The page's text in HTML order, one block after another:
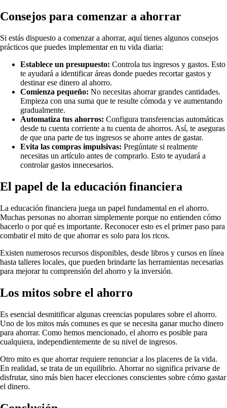
Consejos para comenzar a ahorrar
Si estás dispuesto a comenzar a ahorrar, aquí tienes algunos consejos
prácticos que puedes implementar en tu vida diaria:
Establece un presupuesto: Controla tus ingresos y gastos. Esto
te ayudará a identificar áreas donde puedes recortar gastos y
destinar ese dinero al ahorro.
Comienza pequeño: No necesitas ahorrar grandes cantidades.
Empieza con una suma que te resulte cómoda y ve aumentando
gradualmente.
Automatiza tus ahorros: Configura transferencias automáticas
desde tu cuenta corriente a tu cuenta de ahorros. Así, te aseguras
de que una parte de tus ingresos se ahorre antes de gastar.
Evita las compras impulsivas: Pregúntate si realmente
necesitas un artículo antes de comprarlo. Esto te ayudará a
controlar gastos innecesarios.
El papel de la educación financiera
La educación financiera juega un papel fundamental en el ahorro.
Muchas personas no ahorran simplemente porque no entienden cómo
hacerlo o por qué es importante. Reconocer esto es el primer paso para
combatir el mito de que ahorrar es solo para los ricos.
Existen numerosos recursos disponibles, desde libros y cursos en línea
hasta talleres locales, que pueden brindarte las herramientas necesarias
para mejorar tu comprensión del ahorro y la inversión.
Los mitos sobre el ahorro
Es esencial desmitificar algunas creencias populares sobre el ahorro.
Uno de los mitos más comunes es que se necesita ganar mucho dinero
para ahorrar. Como hemos mencionado, el ahorro es posible para
cualquiera, independientemente de su nivel de ingresos.
Otro mito es que ahorrar requiere renunciar a los placeres de la vida.
En realidad, se trata de un equilibrio. Ahorrar no significa privarse de
disfrutar, sino más bien hacer elecciones conscientes sobre cómo gastar
el dinero.